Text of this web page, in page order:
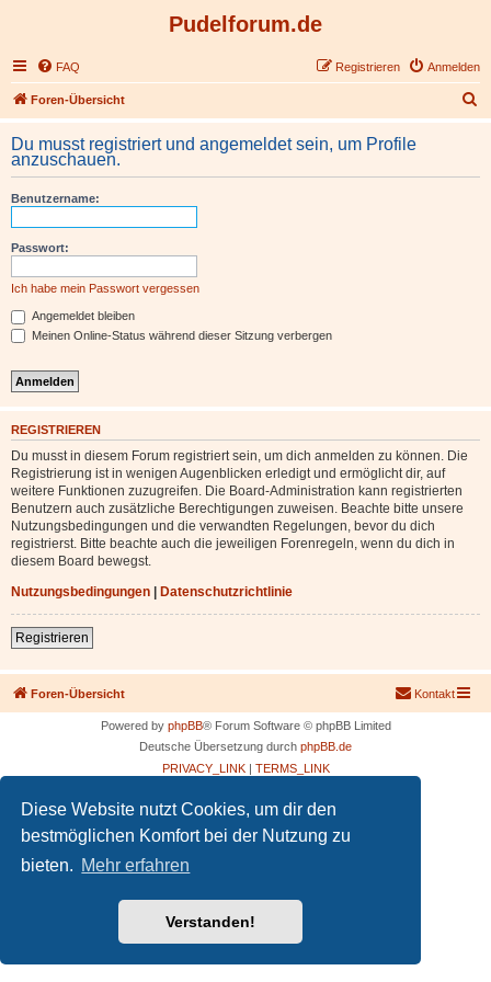
Diese Website nutzt Cookies, um dir den
bestmöglichen Komfort bei der Nutzung zu
bieten. Mehr erfahren
Verstanden!
Pudelforum.de
FAQ Anmelden
Registrieren
Foren-Übersicht
u
h
Du musst registriert und angemeldet sein, um Profile
anzuschauen.
Benutzername:
Passwort:
Ich habe mein Passwort vergessen
Angemeldet bleiben
Meinen Online-Status während dieser Sitzung verbergen
REGISTRIEREN
Du musst in diesem Forum registriert sein, um dich anmelden zu können. Die
Registrierung ist in wenigen Augenblicken erledigt und ermöglicht dir, auf
weitere Funktionen zuzugreifen. Die Board-Administration kann registrierten
Benutzern auch zusätzliche Berechtigungen zuweisen. Beachte bitte unsere
Nutzungsbedingungen und die verwandten Regelungen, bevor du dich
registrierst. Bitte beachte auch die jeweiligen Forenregeln, wenn du dich in
diesem Board bewegst.
Nutzungsbedingungen | Datenschutzrichtlinie
Registrieren
Foren-Übersicht Kontakt
Powered by phpBB® Forum Software © phpBB Limited
Deutsche Übersetzung durch phpBB.de
PRIVACY_LINK| TERMS_LINK